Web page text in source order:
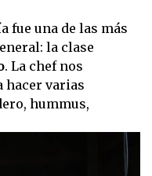
fue una de las más
la clase
. La chef nos
hacer varias
hummus,